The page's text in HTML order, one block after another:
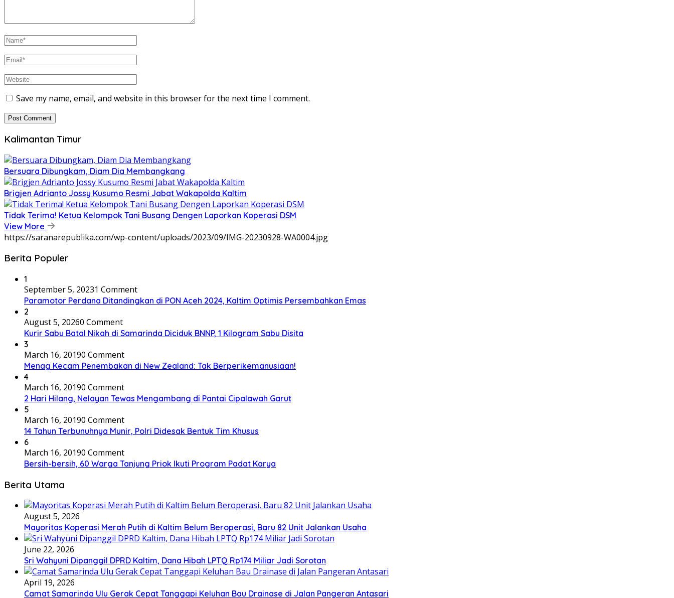
Save my name, email, and website in this browser for the next time I comment.
Kalimantan Timur
Bersuara Dibungkam, Diam Dia Membangkang
Brigjen Adrianto Jossy Kusumo Resmi Jabat Wakapolda Kaltim
Tidak Terima! Ketua Kelompok Tani Busang Dengen Laporkan Koperasi DSM
View More
https://saranarepublika.com/wp-content/uploads/2023/09/IMG-20230928-WA0004.jpg
Berita Populer
1
September 5, 20231 Comment
Paramotor Perdana Ditandingkan di PON Aceh 2024, Kaltim Optimis Persembahkan Emas
2
August 5, 20260 Comment
Kurir Sabu Batal Nikah di Samarinda Diciduk BNNP, 1 Kilogram Sabu Disita
3
March 16, 20190 Comment
Menag Kecam Penembakan di New Zealand: Tak Berperikemanusiaan!
4
March 16, 20190 Comment
2 Hari Hilang, Nelayan Tewas Mengambang di Pantai Cipalawah Garut
5
March 16, 20190 Comment
14 Tahun Terbunuhnya Munir, Polri Didesak Bentuk Tim Khusus
6
March 16, 20190 Comment
Bersih-bersih, 60 Warga Tanjung Priok Ikuti Program Padat Karya
Berita Utama
August 5, 2026
Mayoritas Koperasi Merah Putih di Kaltim Belum Beroperasi, Baru 82 Unit Jalankan Usaha
June 22, 2026
Sri Wahyuni Dipanggil DPRD Kaltim, Dana Hibah LPTQ Rp174 Miliar Jadi Sorotan
April 19, 2026
Camat Samarinda Ulu Gerak Cepat Tanggapi Keluhan Bau Drainase di Jalan Pangeran Antasari